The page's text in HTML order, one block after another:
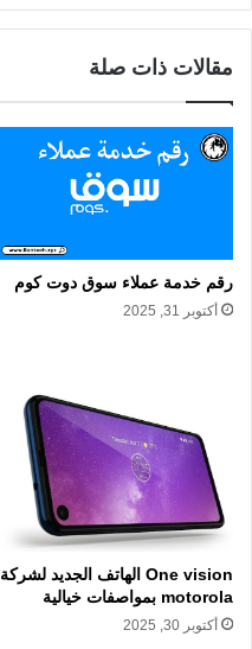
مقالات ذات صلة
رقم خدمة عملاء سوق دوت كوم
أكتوبر 31, 2025
One vision الهاتف الجديد لشركة
motorola بمواصفات خيالية
أكتوبر 30, 2025